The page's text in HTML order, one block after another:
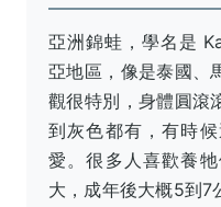
亞洲錦蛙，學名是
亞地區，像是泰國、
觀很特別，身體圓滾
到灰色都有，有時
愛。很多人喜歡養
大，成年後大概5到7